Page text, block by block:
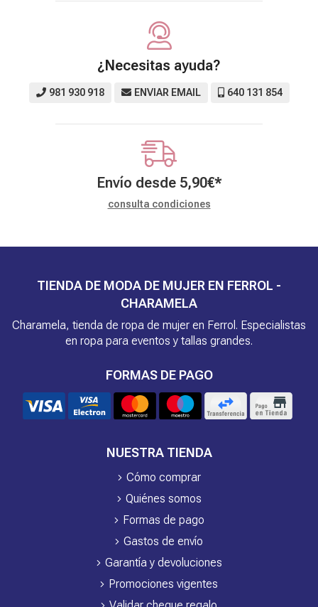
¿Necesitas ayuda?
981 930 918 ENVIAR EMAIL 640 131 854
Envío desde 5,90€*
consulta condiciones
TIENDA DE MODA DE MUJER EN FERROL -
CHARAMELA
Charamela, tienda de ropa de mujer en Ferrol. Especialistas
en ropa para eventos y tallas grandes.
FORMAS DE PAGO
NUESTRA TIENDA
Cómo comprar
Quiénes somos
Formas de pago
Gastos de envío
Garantía y devoluciones
Promociones vigentes